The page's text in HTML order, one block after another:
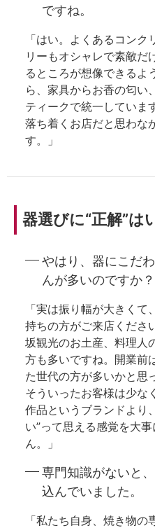
ですね。
「はい。よくあるコン
リーもオシャレで素敵だ
るところが想像できるよ
ら、家具からお香の匂い
ティークで統一していま
落ち着くお店だと思わな
す。」
器選びに“正解”は
やはり、器にこだ
んが多いのですか？
「実は振り幅が大きく
持ちの方がご来店くださ
坂観光のお土産、料理人
方も多いですね。開業前
た世代の方が多いかと思
そういったお客様は少な
作品というブランドより
い”って思える感覚を大
ん。」
専門知識がないと
込んでいました。
「私たち自身、焼き物